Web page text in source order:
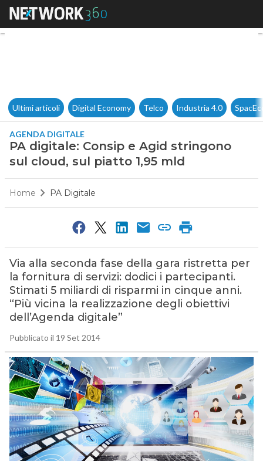
PA digitale: Consip e Agid
Ultimi articoli Digital Economy Telco Industria 4.0
AGENDA DIGITALE
PA digitale: Consip e Agid stringono
sul cloud, sul piatto 1,95 mld
Home PA Digitale
Via alla seconda fase della gara ristretta per
la fornitura di servizi: dodici i partecipanti.
Stimati 5 miliardi di risparmi in cinque anni.
“Più vicina la realizzazione degli obiettivi
dell’Agenda digitale”
Pubblicato il 19 Set 2014